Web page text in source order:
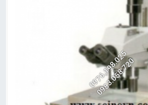
0976.198.025
0983.058.720